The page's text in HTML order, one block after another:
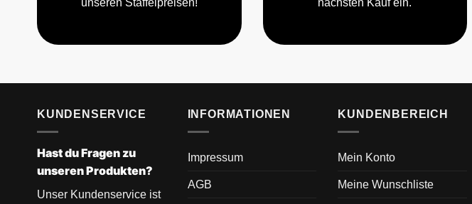
unseren Staffelpreisen!
nächsten Kauf ein.
KUNDENSERVICE
Hast du Fragen zu
unseren Produkten?
Unser Kundenservice ist
INFORMATIONEN
Impressum
AGB
KUNDENBEREICH
Mein Konto
Meine Wunschliste